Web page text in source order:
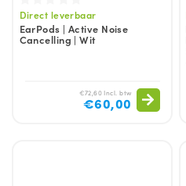
Direct leverbaar
EarPods | Active Noise
Cancelling | Wit
€72,60 Incl. btw
€60,00